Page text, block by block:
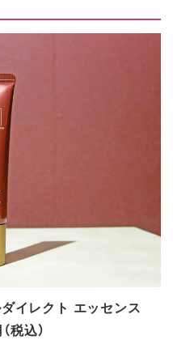
イレクト エッセンス
税込）